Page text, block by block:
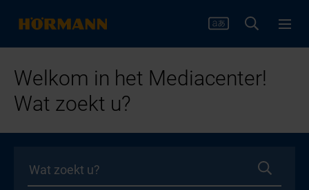
Welkom in het Mediacenter!
Wat zoekt u?